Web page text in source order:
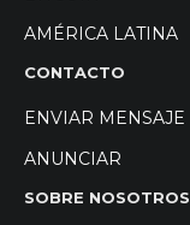
AMÉRICA LATINA
CONTACTO
ENVIAR MENSAJE
ANUNCIAR
SOBRE NOSOTROS